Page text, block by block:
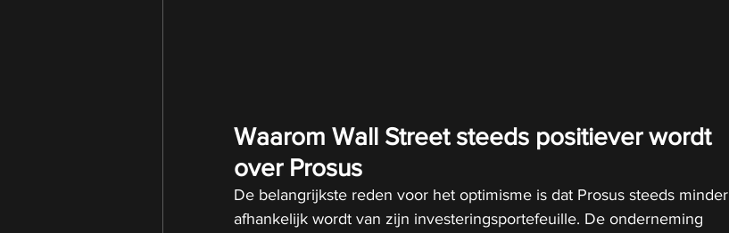
Waarom Wall Street steeds positiever wordt
over Prosus
De belangrijkste reden voor het optimisme is dat Prosus steeds minder
afhankelijk wordt van zijn investeringsportefeuille. De onderneming